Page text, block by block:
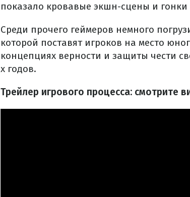
показало кровавые экшн-сцены и
Среди прочего геймеров немного
которой поставят игроков на место
концепциях верности и защиты чести
х годов.
Трейлер игрового процесса: смотрите